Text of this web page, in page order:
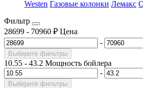
Westen Газовые колонки Лемакс
Фильтр
28699 - 70960 ₽ Цена
-
Выберите фильтры
10.55 - 43.2 Мощность бойлера
-
Выберите фильтры